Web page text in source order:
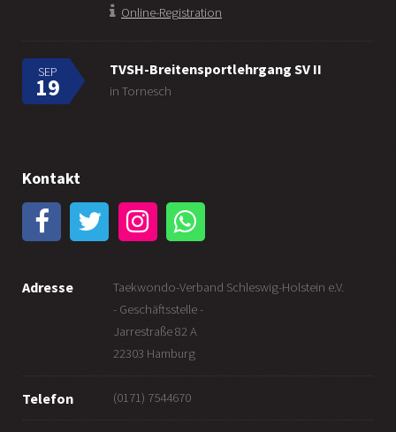
Online-Registration
SEP
19
TVSH-Breitensportlehrgang SV II
in Tornesch
Kontakt
Adresse
Taekwondo-Verband Schleswig-Holstein e.V.
- Geschäftsstelle -
Jarrestraße 82 A
22303 Hamburg
Telefon (0171) 7544670